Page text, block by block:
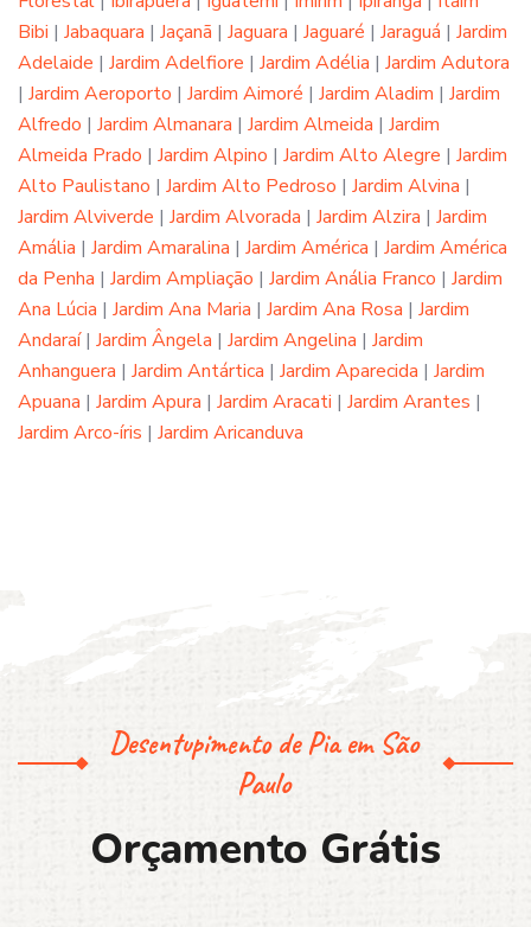
Bibi | Jabaquara | Jaçanã | Jaguara | Jaguaré | Jaraguá | Jardim
Adelaide | Jardim Adelfiore | Jardim Adélia | Jardim Adutora
| Jardim Aeroporto | Jardim Aimoré | Jardim Aladim | Jardim
Alfredo | Jardim Almanara | Jardim Almeida | Jardim
Almeida Prado | Jardim Alpino | Jardim Alto Alegre | Jardim
Alto Paulistano | Jardim Alto Pedroso | Jardim Alvina |
Jardim Alviverde | Jardim Alvorada | Jardim Alzira | Jardim
Amália | Jardim Amaralina | Jardim América | Jardim América
da Penha | Jardim Ampliação | Jardim Anália Franco | Jardim
Ana Lúcia | Jardim Ana Maria | Jardim Ana Rosa | Jardim
Andaraí| Jardim Ângela | Jardim Angelina | Jardim
Anhanguera | Jardim Antártica | Jardim Aparecida | Jardim
Apuana | Jardim Apura | Jardim Aracati | Jardim Arantes |
Jardim Arco-íris | Jardim Aricanduva
Desentupimento de Pia em São
Paulo
Orçamento Grátis